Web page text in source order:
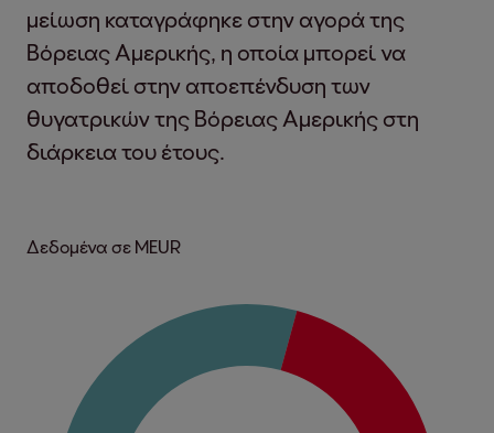
μείωση καταγράφηκε στην αγορά της
Βόρειας Αμερικής, η οποία μπορεί να
αποδοθεί στην αποεπένδυση των
θυγατρικών της Βόρειας Αμερικής στη
διάρκεια του έτους.
Δεδομένα σε MEUR